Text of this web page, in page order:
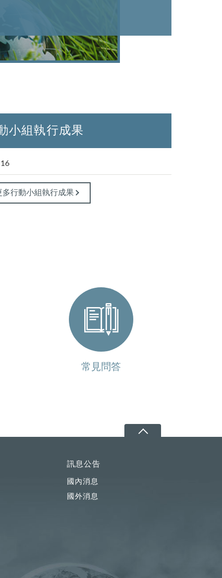
小組執行成果
多行動小組執行成果
常見問答
訊息公告
國內消息
國外消息